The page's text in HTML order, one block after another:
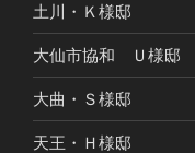
土川・Ｋ様邸
大仙市協和 Ｕ様邸
大曲・Ｓ様邸
天王・Ｈ様邸